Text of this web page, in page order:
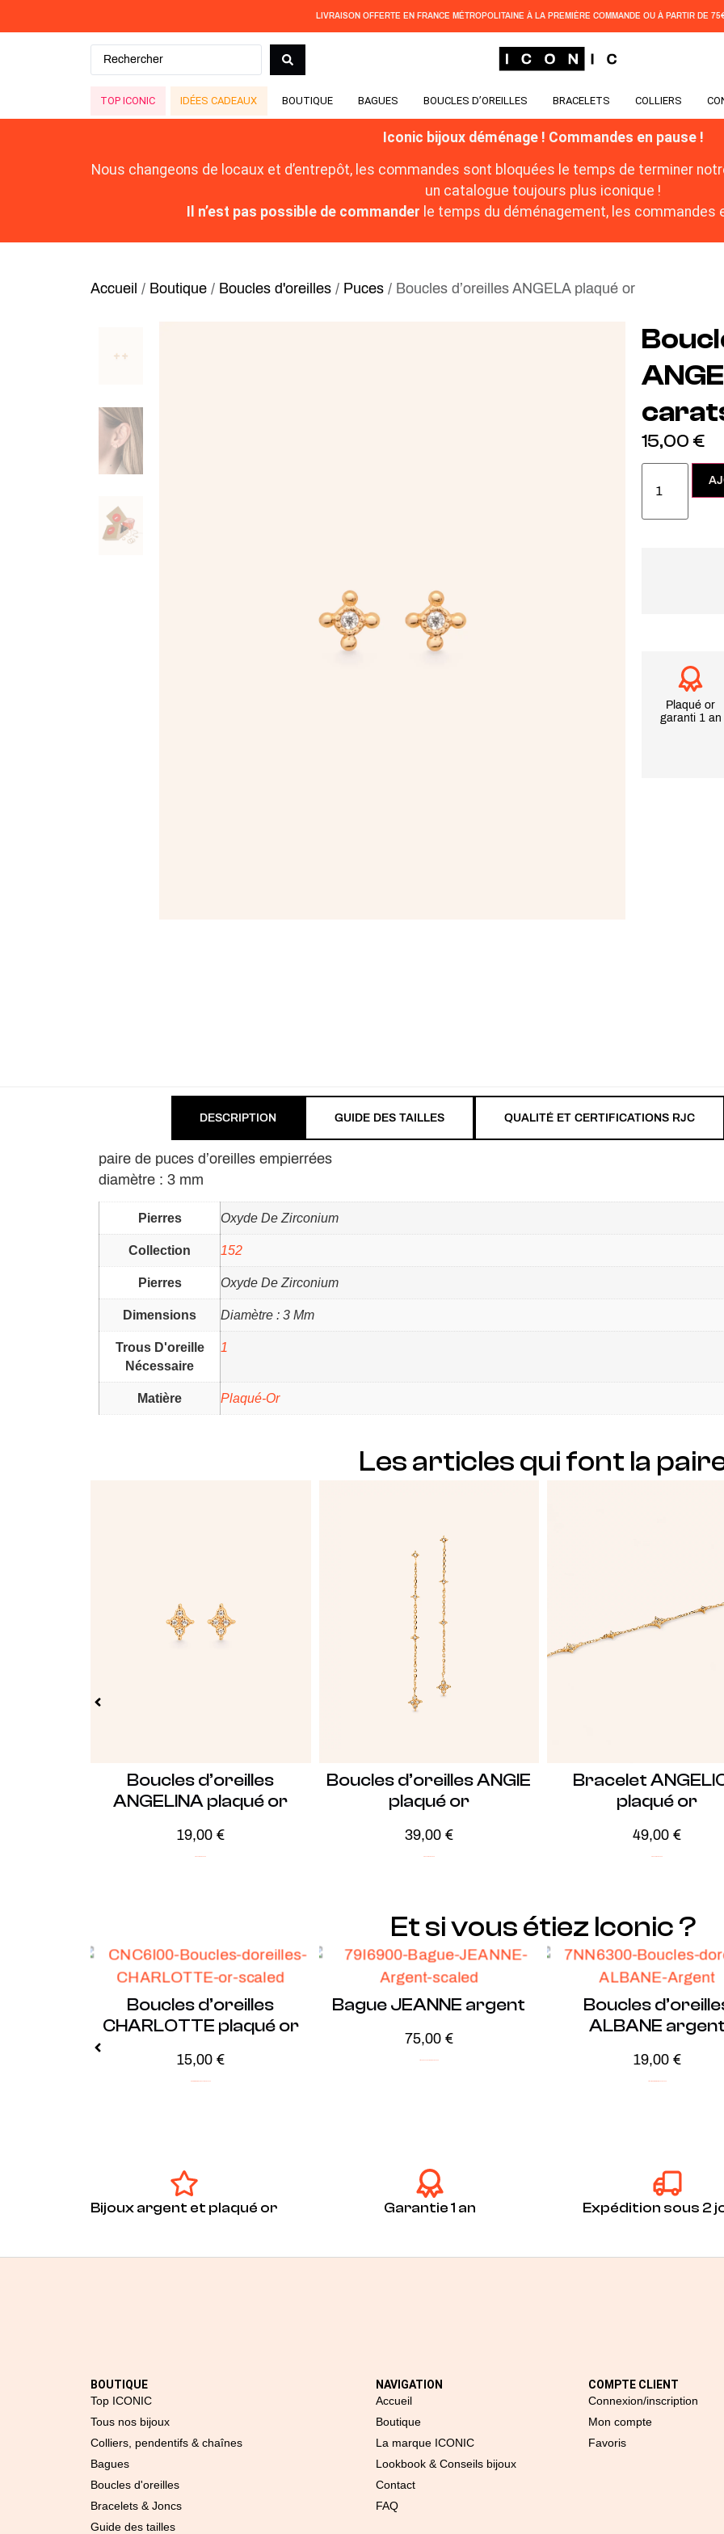
LIVRAISON OFFERTE EN FRANCE MÉTROPOLITAINE À LA PREMIÈRE COMMANDE OU À PARTIR DE
TOP ICONIC IDÉES CADEAUX BOUTIQUE BAGUES BOUCLES D’OREILLES BRACELETS COLLIERS
Iconic bijoux déménage ! Commandes en pause !
Nous changeons de locaux et d’entrepôt, les commandes sont bloquées le temps de terminer
un catalogue toujours plus iconique !
Il n’est pas possible de commander le temps du déménagement, les commandes
15,00 €
Plaqué or
garanti 1 an
DESCRIPTION GUIDE DES TAILLES QUALITÉ ET CERTIFICATIONS RJC
paire de puces d’oreilles empierrées
diamètre : 3 mm
Pierres Oxyde De Zirconium
Collection 152
Pierres Oxyde De Zirconium
Dimensions Diamètre : 3 Mm
Trous D'oreille
Nécessaire
1
Matière Plaqué-Or
Les articles qui font la
Boucles d’oreilles
ANGELINA plaqué or
19,00€
Boucles d’oreilles ANGIE
plaqué or
39,00 €
Bracelet
plaqué or
49,00€
Et si vous étiez Iconic ?
Boucles d’oreilles
CHARLOTTE plaqué or
15,00€
Bague JEANNE argent
75,00 €
Boucles
ALBANE
19,00€
Accueil / Boutique / Boucles d'oreilles / Puces / Boucles d’oreilles ANGELA plaqué or
Bijoux argent et plaqué or Garantie 1 an Expédition sous 2
BOUTIQUE
Top ICONIC
Tous nos bijoux
Colliers, pendentifs & chaînes
Bagues
Boucles d'oreilles
Bracelets & Joncs
Guide des tailles
NAVIGATION
Accueil
Boutique
La marque ICONIC
Lookbook & Conseils bijoux
Contact
FAQ
COMPTE CLIENT
Connexion/inscription
Mon compte
Favoris